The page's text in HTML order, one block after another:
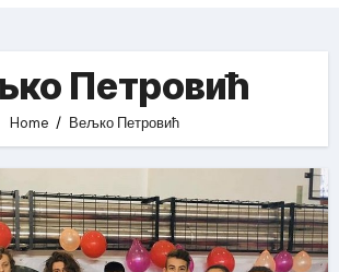
Петровић
Home Вељко Петровић